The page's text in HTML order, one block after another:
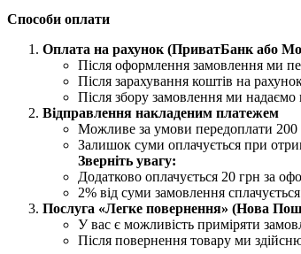
Способи оплати
Оплата на рахунок (ПриватБанк або
Після оформлення замовлення ми
Після зарахування коштів на
Після збору замовлення ми
Відправлення накладеним платежем
Можливе за умови передоплати 200
Залишок суми оплачується при
Зверніть увагу:
Додатково оплачується 20 грн за
2% від суми замовлення
Послуга «Легке повернення» (Нова
У вас є можливість приміряти
Після повернення товару ми